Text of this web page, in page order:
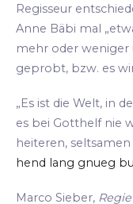
Regisseur
Anne Bäbi mal
mehr oder
geprobt, bzw. es
„Es ist die Welt, in
es bei Gotthelf nie
heiteren,
hend lang gnueg
Marco Sieber, Regie